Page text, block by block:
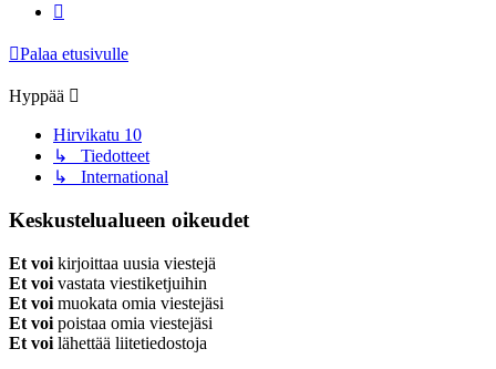
Palaa etusivulle
Hyppää
Hirvikatu 10
↳ Tiedotteet
↳ International
Keskustelualueen oikeudet
Et voi kirjoittaa uusia viestejä
Et voi vastata viestiketjuihin
Et voi muokata omia viestejäsi
Et voi poistaa omia viestejäsi
Et voi lähettää liitetiedostoja